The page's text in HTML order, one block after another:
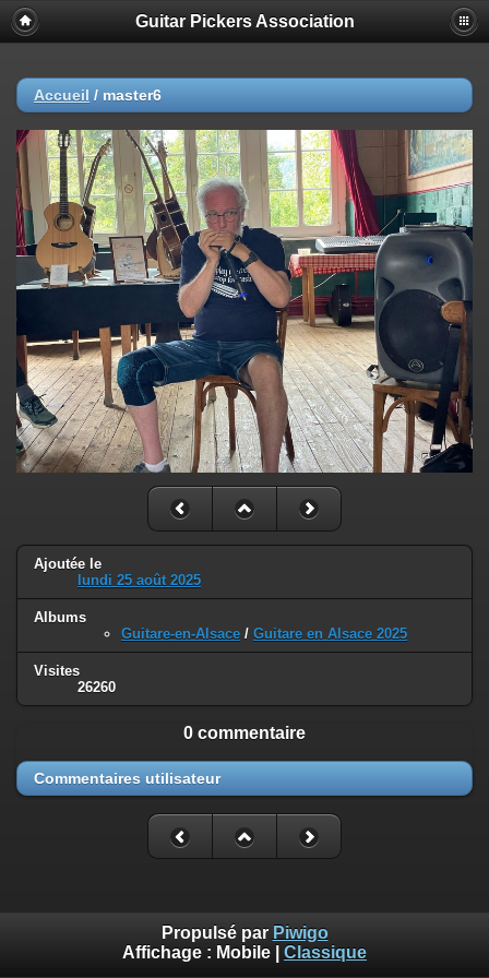
Guitar Pickers Association
Accueil / master6
Ajoutée le
lundi 25 août 2025
Albums
Guitare-en-Alsace / Guitare en Alsace 2025
Visites
26260
0 commentaire
Commentaires utilisateur
Propulsé par Piwigo
Affichage : Mobile Classique